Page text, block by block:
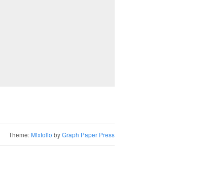
Theme:Mixfolio byGraph Paper Press